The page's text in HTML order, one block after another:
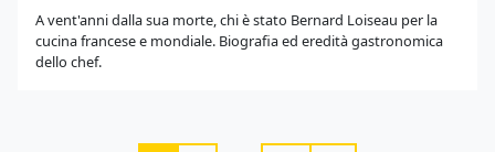
A vent'anni dalla sua morte, chi è stato Bernard Loiseau per la
cucina francese e mondiale. Biografia ed eredità gastronomica
dello chef.